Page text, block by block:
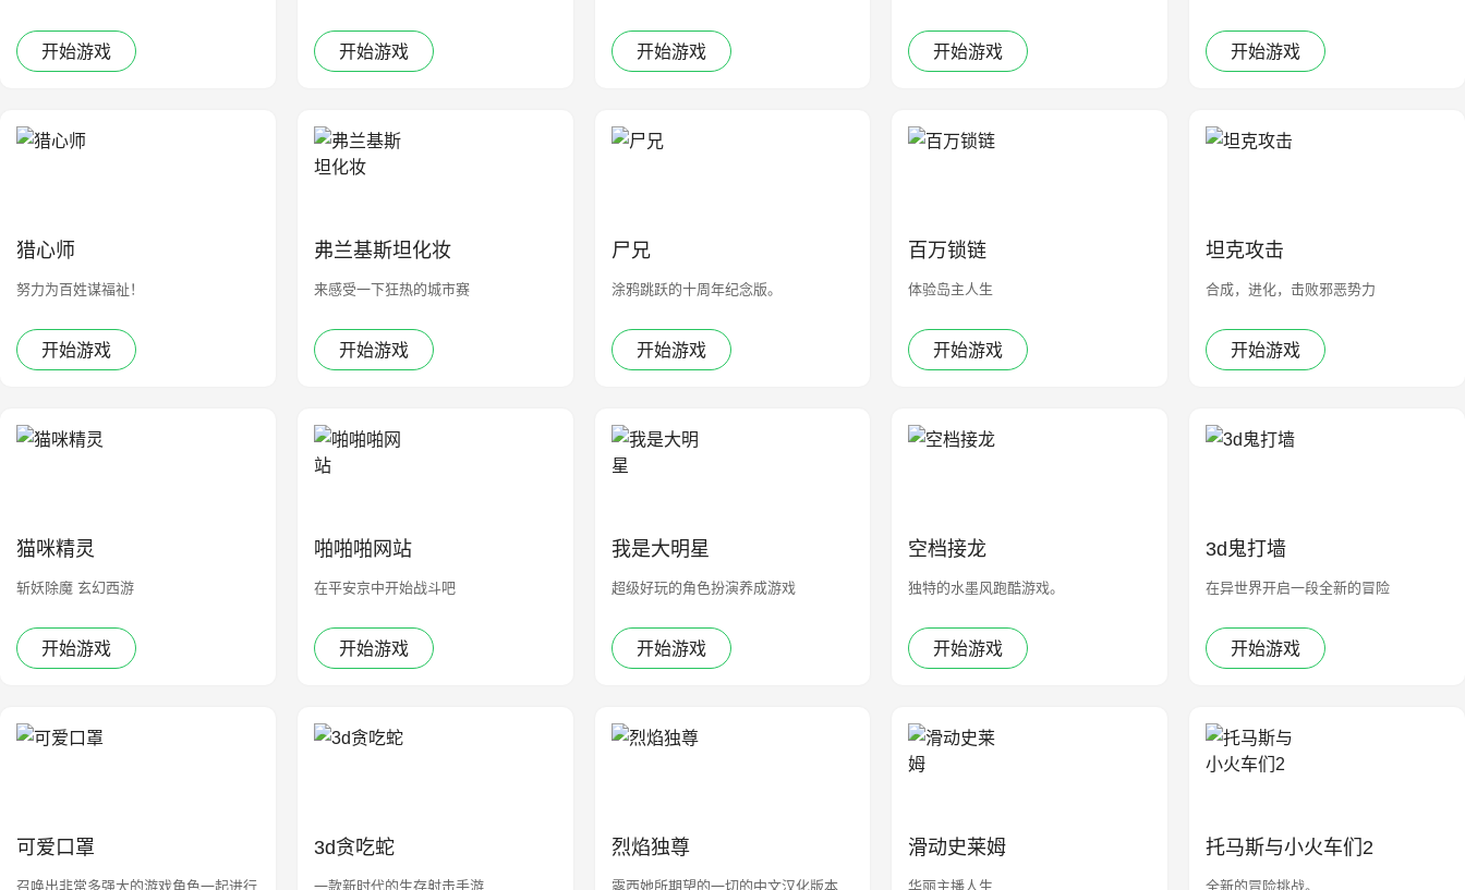
开始游戏 开始游戏 开始游戏 开始游戏 开始游戏
猎心师
努力为百姓谋福祉！
开始游戏
弗兰基斯坦化妆
来感受一下狂热的城市赛
开始游戏
尸兄
涂鸦跳跃的十周年纪念版。
开始游戏
百万锁链
体验岛主人生
开始游戏
坦克攻击
合成，进化，击败邪恶势力
开始游戏
猫咪精灵
斩妖除魔 玄幻西游
开始游戏
啪啪啪网站
在平安京中开始战斗吧
开始游戏
我是大明星
超级好玩的角色扮演养成游戏
开始游戏
空档接龙
独特的水墨风跑酷游戏。
开始游戏
3d鬼打墙
在异世界开启一段全新的冒险
开始游戏
可爱口罩
召唤出非常多强大的游戏角色一起进行
3d贪吃蛇
一款新时代的生存射击手游
烈焰独尊
露西她所期望的一切的中文汉化版本
滑动史莱姆
华丽主播人生
托马斯与小火车们2
全新的冒险挑战。